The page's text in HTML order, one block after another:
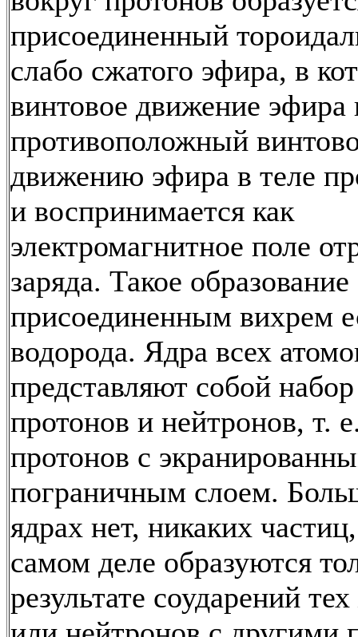
присоединенный
слабо сжатого эфира, в
винтовое движение эфира
противоположный
движению эфира в теле
и воспринимается как
электромагнитное поле
заряда. Такое
присоединенным вихрем
водорода. Ядра всех
представляют собой
протонов и нейтронов, т.
протонов с
пограничным слоем.
ядрах нет, никаких
самом деле образуются
результате соударений